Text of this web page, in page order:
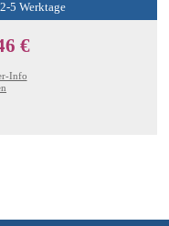
5 Werktage
€
Info